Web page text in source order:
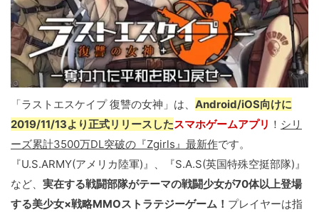
「ラストエスケイプ 復讐の女神」は、 Android/iOS向けに
2019/11/13より正式リリースしたスマホゲームアプリ ！ シリ
ーズ累計3500万DL突破の『Zgirls』最新作です。
『U.S.ARMY(アメリカ陸軍)』、『S.A.S(英国特殊空挺部隊)』
など、 実在する戦闘部隊がテーマの戦闘少女が70体以上登場
する美少女×戦略MMOストラテジーゲーム！ プレイヤーは指